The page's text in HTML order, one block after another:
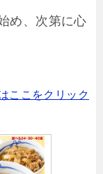
め、次第に心
ここをクリック